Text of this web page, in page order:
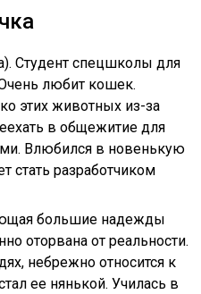
Студент спецшколы для
любит кошек.
этих животных из-за
в общежитие для
Влюбился в новенькую
стать разработчиком
большие надежды
оторвана от реальности.
небрежно относится к
ее нянькой. Училась в